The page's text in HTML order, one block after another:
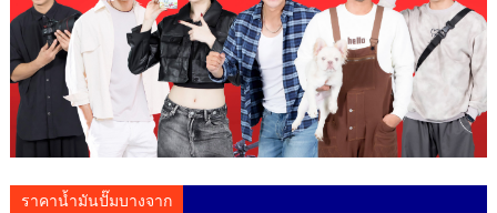
ราคาน้ำมันปั๊มบางจาก